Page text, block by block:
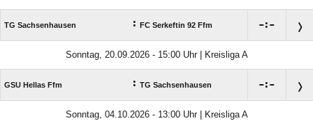
TG Sachsenhausen : FC Serkeftin 92 Ffm :
Sonntag, 20.09.2026 - 15:00 Uhr | Kreisliga A
GSU Hellas Ffm : TG Sachsenhausen :
Sonntag, 04.10.2026 - 13:00 Uhr | Kreisliga A